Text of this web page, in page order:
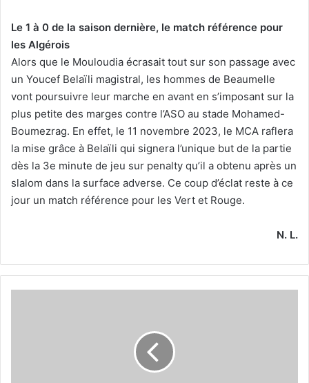
Le 1 à 0 de la saison dernière, le match référence pour
les Algérois
Alors que le Mouloudia écrasait tout sur son passage avec
un Youcef Belaïli magistral, les hommes de Beaumelle
vont poursuivre leur marche en avant en s’imposant sur la
plus petite des marges contre l’ASO au stade Mohamed-
Boumezrag. En effet, le 11 novembre 2023, le MCA raflera
la mise grâce à Belaïli qui signera l’unique but de la partie
dès la 3e minute de jeu sur penalty qu’il a obtenu après un
slalom dans la surface adverse. Ce coup d’éclat reste à ce
jour un match référence pour les Vert et Rouge.
N. L.